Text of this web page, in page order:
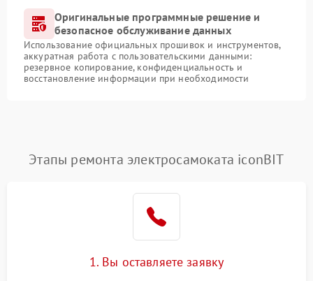
Оригинальные программные решение и
безопасное обслуживание данных
Использование официальных прошивок и инструментов,
аккуратная работа с пользовательскими данными:
резервное копирование, конфиденциальность и
восстановление информации при необходимости
Этапы ремонта электросамоката iconBIT
1. Вы оставляете заявку